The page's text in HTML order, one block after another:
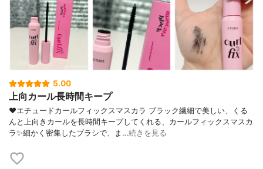
5.00
上向カール長時間キープ
❤︎エチュードカールフィックスマスカラ ブラック繊細で美しい、くる
んと上向きカールを長時間キープしてくれる、カールフィックスマスカ
ラ✨細かく密集したブラシで、ま…続きを見る